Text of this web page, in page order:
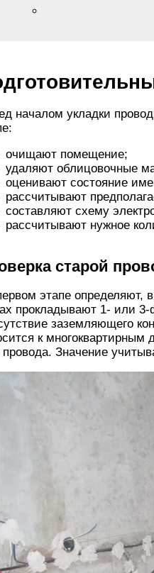
началом укладки
очищают помещение;
удаляют облицовочные
оценивают состояние
рассчитывают
составляют схему
рассчитывают нужное
старой
этапе определяют,
прокладывают 1- или 3-
заземляющего
к
Значение